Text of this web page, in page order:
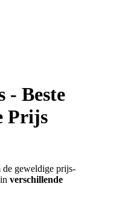
- Beste
Prijs
de geweldige prijs-
verschillende